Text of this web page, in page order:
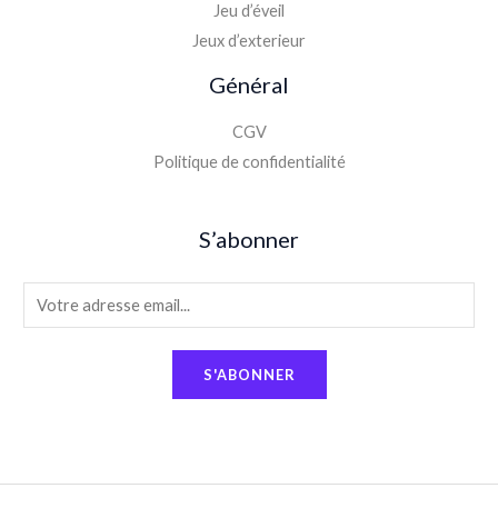
Jeu d’éveil
Jeux d’exterieur
Général
CGV
Politique de confidentialité
S’abonner
m
S'ABONNER